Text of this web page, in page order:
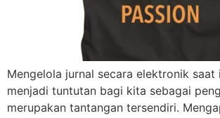
Mengelola jurnal secara elektronik saat
menjadi tuntutan bagi kita sebagai
merupakan tantangan tersendiri.